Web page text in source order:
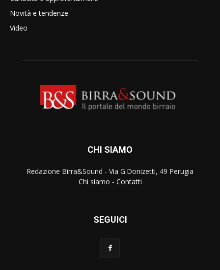
Novità e tendenze
Video
CHI SIAMO
Redazione Birra&Sound - Via G.Donizetti, 49 Perugia
Chi siamo - Contatti
SEGUICI